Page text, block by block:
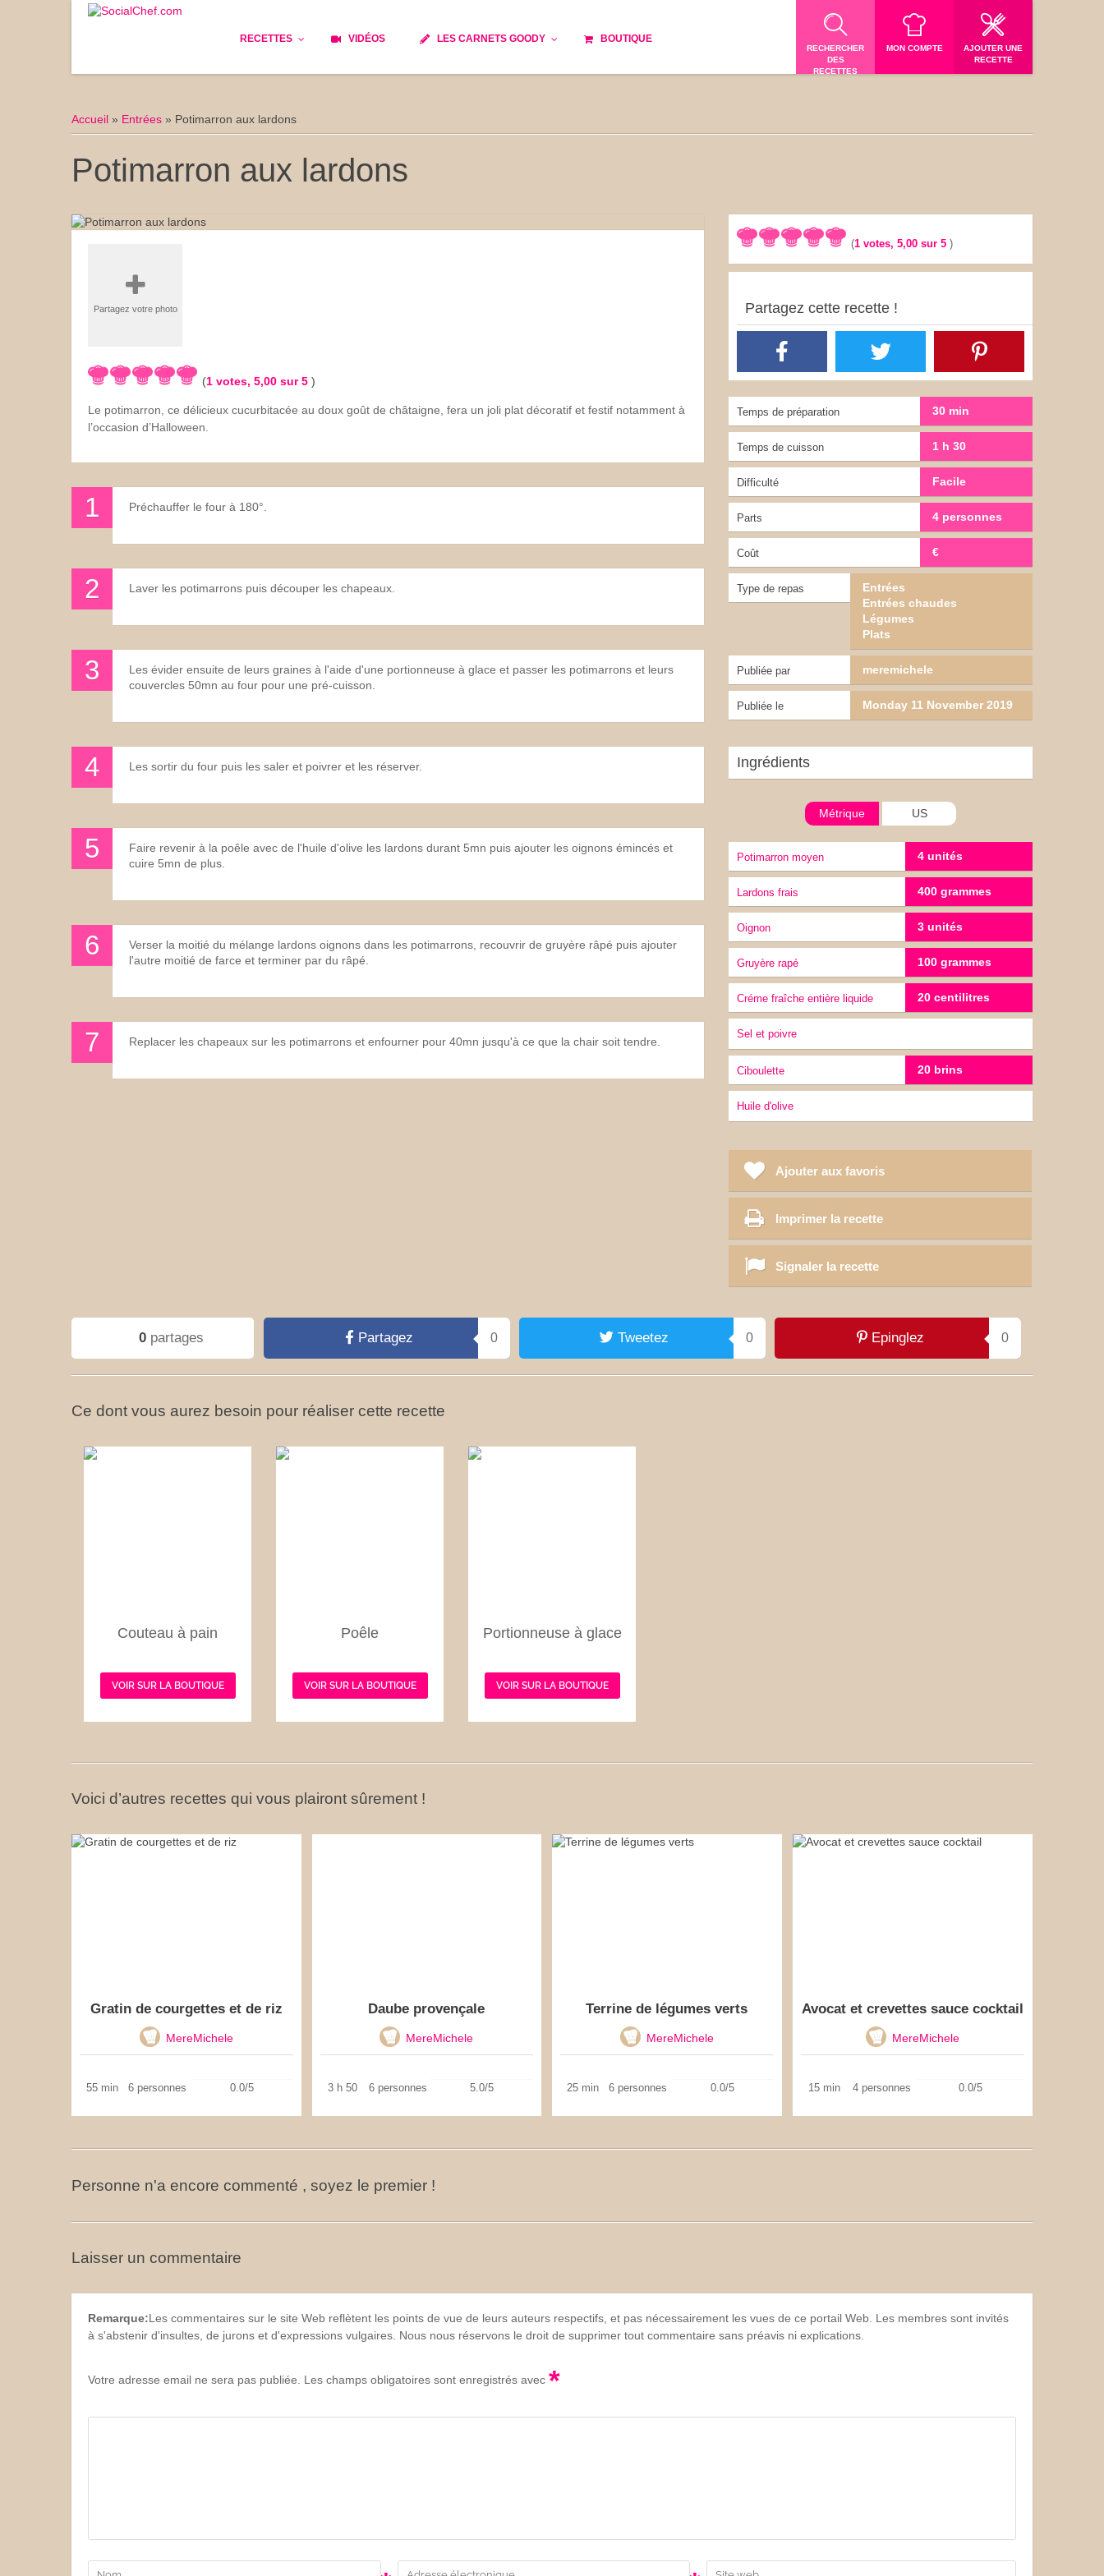
RECETTES
Le Pain
Apéritifs Cuisine française traditionnelle
VIDÉOS LES CARNETS GOODY
Spécialité culinaire
BOUTIQUE
RECHERCHER
DES
RECETTES
MON COMPTE
AJOUTER UNE
RECETTE
Accueil » Entrées » Potimarron aux lardons
Potimarron aux lardons
Partagez votre photo
(1 votes, 5,00 sur 5 )
Le potimarron, ce délicieux cucurbitacée au doux goût de châtaigne, fera un joli plat décoratif et festif notamment à
l’occasion d’Halloween.
Préchauffer le four à 180°.
Laver les potimarrons puis découper les chapeaux.
Les évider ensuite de leurs graines à l'aide d'une portionneuse à glace et passer les potimarrons et leurs
couvercles 50mn au four pour une pré-cuisson.
Les sortir du four puis les saler et poivrer et les réserver.
Faire revenir à la poêle avec de l'huile d'olive les lardons durant 5mn puis ajouter les oignons émincés et
cuire 5mn de plus.
Verser la moitié du mélange lardons oignons dans les potimarrons, recouvrir de gruyère râpé puis ajouter
l'autre moitié de farce et terminer par du râpé.
Replacer les chapeaux sur les potimarrons et enfourner pour 40mn jusqu'à ce que la chair soit tendre.
(1 votes,5,00 sur 5)
Partagez cette recette !
Temps de préparation 30 min
Temps de cuisson 1 h 30
Difficulté Facile
Parts 4 personnes
Coût €
Type de repas
Entrées
Entrées chaudes
Légumes
Plats
Publiée par meremichele
Publiée le Monday 11 November 2019
Ingrédients
Métrique US
Potimarron moyen 4 unités
Lardons frais 400 grammes
oignon 3 unités
Gruyère rapé 100 grammes
Créme fraîche entière liquide 20 centilitres
sel et poivre
ciboulette 20 brins
Huile d'olive
Ajouter aux favoris
Imprimer la recette
Signaler la recette
0partages Partagez 0 Tweetez 0 Epinglez 0
Ce dont vous aurez besoin pour réaliser cette recette
Couteau à pain
VOIR SUR LA BOUTIQUE
Poêle
VOIR SUR LA BOUTIQUE
Portionneuse à glace
VOIR SUR LA BOUTIQUE
Voici d’autres recettes qui vous plairont sûrement !
Gratin de courgettes et de riz
MereMichele
55 min 6 personnes 0.0/5
Daube provençale
MereMichele
3 h 50 6 personnes 5.0/5
Terrine de légumes verts
MereMichele
25 min 6 personnes 0.0/5
Avocat et crevettes sauce cocktail
MereMichele
15 min 4 personnes 0.0/5
Personne n'a encore commenté , soyez le premier !
Laisser un commentaire
Remarque:Les commentaires sur le site Web reflètent les points de vue de leurs auteurs respectifs, et pas nécessairement les vues de ce portail Web. Les membres sont invités
à s'abstenir d'insultes, de jurons et d'expressions vulgaires. Nous nous réservons le droit de supprimer tout commentaire sans préavis ni explications.
Votre adresse email ne sera pas publiée. Les champs obligatoires sont enregistrés avec *